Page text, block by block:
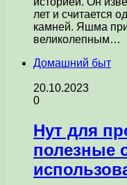
лет и считается
камней. Яшма
великолепным…
Домашний быт
20.10.2023
0
Нут для
полезные